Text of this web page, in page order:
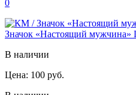
0
Значок «Настоящий мужчина»
В наличии
Цена: 100 руб.